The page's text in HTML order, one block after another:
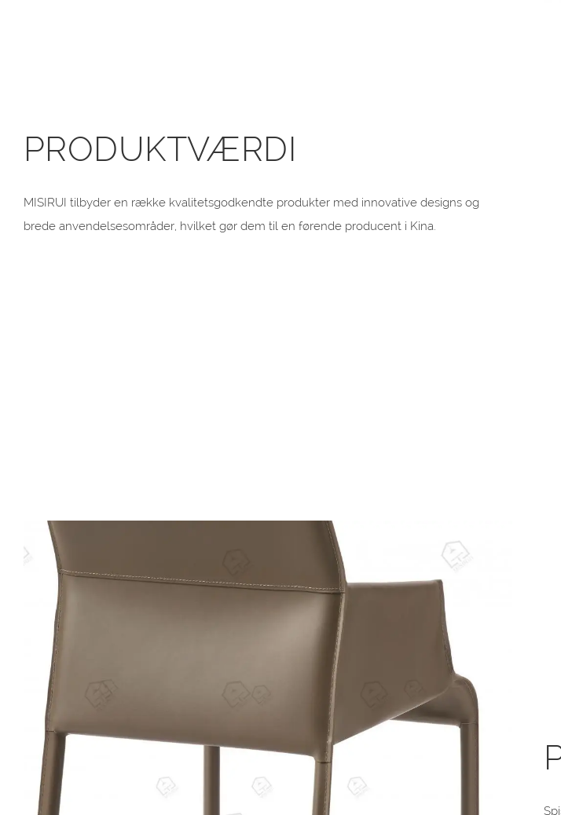
PRODUKTVÆRDI
MISIRUI tilbyder en række kvalitetsgodkendte produkter med innovative designs og
brede anvendelsesområder, hvilket gør dem til en førende producent i Kina.